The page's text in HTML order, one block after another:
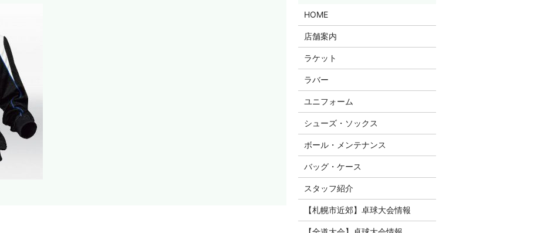
HOME
店舗案内
ラケット
ラバー
ユニフォーム
シューズ・ソックス
ボール・メンテナンス
バッグ・ケース
スタッフ紹介
【札幌市近郊】卓球大会情報